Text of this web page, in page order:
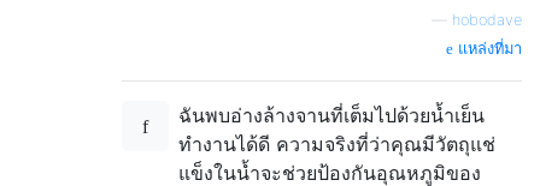
hobodave
แหล่งที่มา
ฉันพบอ่างล้างจานที่เต็มไปด้วยน้ำเย็น
ทำงานได้ดี ความจริงที่ว่าคุณมีวัตถุแช่
แข็งในน้ำจะช่วยป้องกันอุณหภูมิของ